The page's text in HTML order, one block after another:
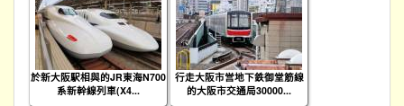
於新大阪駅相與的JR東海N700
系新幹線列車(X4...
行走大阪市営地下鉄御堂筋線
的大阪市交通局30000...